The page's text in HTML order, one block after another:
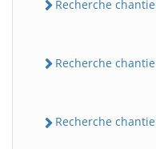
Recherche
Recherche
Recherche